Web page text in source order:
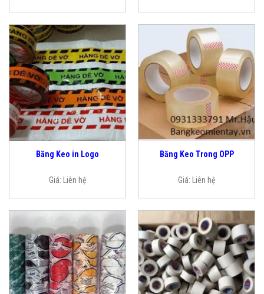
Băng Keo in Logo
Giá: Liên hệ
Băng Keo Trong OPP
Giá: Liên hệ